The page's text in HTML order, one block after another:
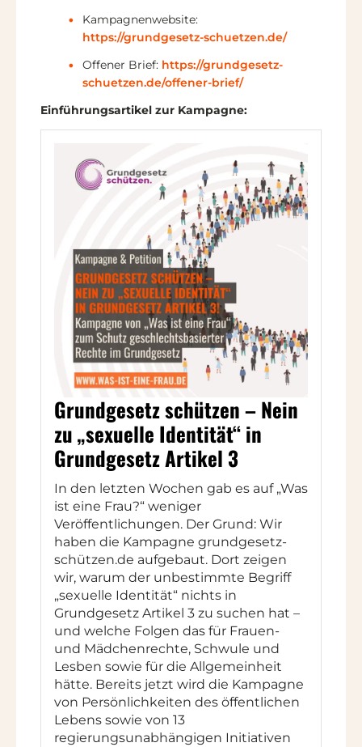
Kampagnenwebsite:
https://grundgesetz-schuetzen.de/
Offener Brief: https://grundgesetz-
schuetzen.de/offener-brief/
Einführungsartikel zur Kampagne:
Grundgesetz schützen – Nein
zu „sexuelle Identität“ in
Grundgesetz Artikel 3
In den letzten Wochen gab es auf „Was
ist eine Frau?“ weniger
Veröffentlichungen. Der Grund: Wir
haben die Kampagne grundgesetz-
schützen.de aufgebaut. Dort zeigen
wir, warum der unbestimmte Begriff
„sexuelle Identität“ nichts in
Grundgesetz Artikel 3 zu suchen hat –
und welche Folgen das für Frauen-
und Mädchenrechte, Schwule und
Lesben sowie für die Allgemeinheit
hätte. Bereits jetzt wird die Kampagne
von Persönlichkeiten des öffentlichen
Lebens sowie von 13
regierungsunabhängigen Initiativen